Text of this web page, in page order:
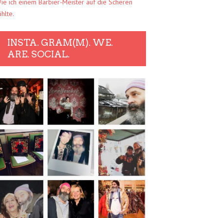
ich einem Barbier-Meister auf die Scheren
INSTA. GRAM(M). WE.
ARE. SOCIAL.